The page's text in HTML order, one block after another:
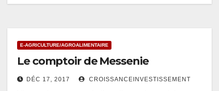
E-AGRICULTURE/AGROALIMENTAIRE
Le comptoir de Messenie
DÉC 17, 2017 CROISSANCEINVESTISSEMENT